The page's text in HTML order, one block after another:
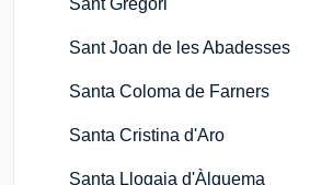
Sant Joan de les Abadesses
Santa Coloma de Farners
Santa Cristina d'Aro
Santa Llogaia d'Àlguema